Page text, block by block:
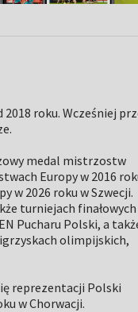
roku. Wcześniej
medal mistrzostw
Europy w 2016
w 2026 roku w Szwecji.
turniejach finałowych
Pucharu Polski, a
olimpijskich,
reprezentacji Polski
w Chorwacji.